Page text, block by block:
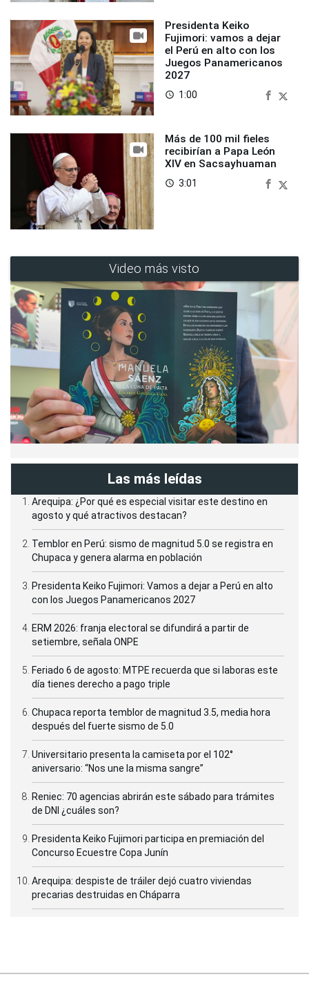
Presidenta Keiko
Fujimori: vamos a dejar
el Perú en alto con los
Juegos Panamericanos
2027
access_time 1:00
Más de 100 mil fieles
recibirían a Papa León
XIV en Sacsayhuaman
access_time 3:01
Video más visto
Las más leídas
Arequipa: ¿Por qué es especial visitar este destino en
agosto y qué atractivos destacan?
Temblor en Perú: sismo de magnitud 5.0 se registra en
Chupaca y genera alarma en población
Presidenta Keiko Fujimori: Vamos a dejar a Perú en alto
con los Juegos Panamericanos 2027
ERM 2026: franja electoral se difundirá a partir de
setiembre, señala ONPE
Feriado 6 de agosto: MTPE recuerda que si laboras este
día tienes derecho a pago triple
Chupaca reporta temblor de magnitud 3.5, media hora
después del fuerte sismo de 5.0
Universitario presenta la camiseta por el 102°
aniversario: “Nos une la misma sangre”
Reniec: 70 agencias abrirán este sábado para trámites
de DNI ¿cuáles son?
Presidenta Keiko Fujimori participa en premiación del
Concurso Ecuestre Copa Junín
Arequipa: despiste de tráiler dejó cuatro viviendas
precarias destruidas en Cháparra